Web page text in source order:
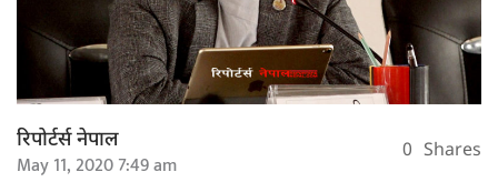
रिपोर्टर्स नेपाल
May 11, 2020 7:49 am 0 Shares